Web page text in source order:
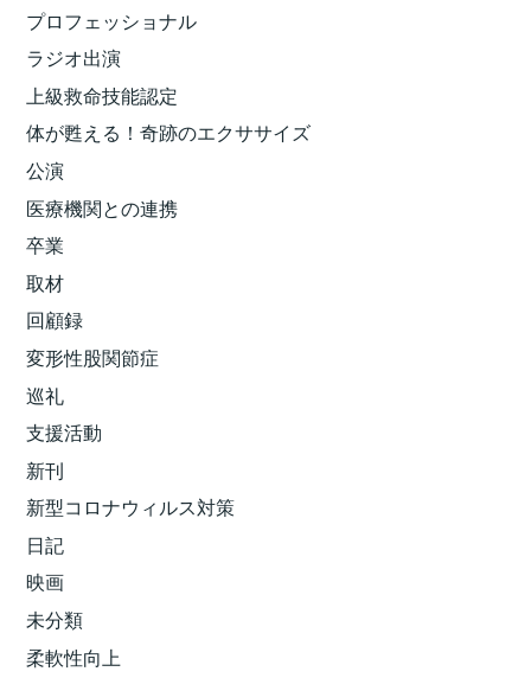
プロフェッショナル
ラジオ出演
上級救命技能認定
体が甦える！奇跡のエクササイズ
公演
医療機関との連携
卒業
取材
回顧録
変形性股関節症
巡礼
支援活動
新刊
新型コロナウィルス対策
日記
映画
未分類
柔軟性向上